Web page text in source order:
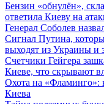
Бензин «обнулён»,
ответила Киеву на
Генерал Соболев
Сигнал Путина,
выходят из Украины и
Счетчики Гейгера
Киеве, что скрывают
Охота на «Фламинго»:
Киева